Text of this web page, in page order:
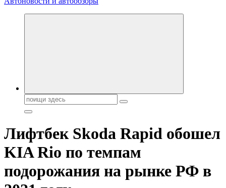
Справочник автомобилиста. Обзор новинок популярных
Поиск:
Лифтбек Skoda Rapid обошел
KIA Rio по темпам
подорожания на рынке РФ в